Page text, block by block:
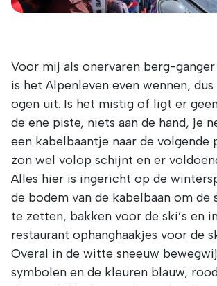
Voor mij als onervaren berg-
is het Alpenleven even wennen,
ogen uit. Is het mistig of ligt er
de ene piste, niets aan de hand, je
een kabelbaantje naar de volgende
zon wel volop schijnt en er
Alles hier is ingericht op de
de bodem van de kabelbaan om de
te zetten, bakken voor de ski’s en
restaurant ophanghaakjes voor de
Overal in de witte sneeuw
symbolen en de kleuren blauw,